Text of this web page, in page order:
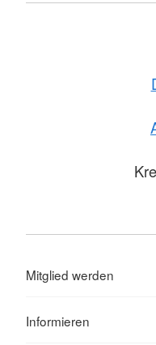
Mitglied werden
Informieren